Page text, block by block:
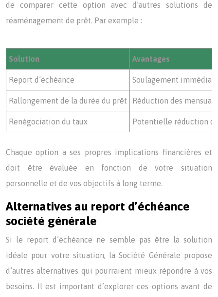
de comparer cette option avec d’autres solutions de
réaménagement de prêt. Par exemple :
Solution Avantages
Report d’échéance Soulagement immédiat
Rallongement de la durée du prêt Réduction des
Renégociation du taux Potentielle réduction
Chaque option a ses propres implications financières et
doit être évaluée en fonction de votre situation
personnelle et de vos objectifs à long terme.
Alternatives au report d’échéance
société générale
Si le report d’échéance ne semble pas être la solution
idéale pour votre situation, la Société Générale propose
d’autres alternatives qui pourraient mieux répondre à vos
besoins. Il est important d’explorer ces options avant de